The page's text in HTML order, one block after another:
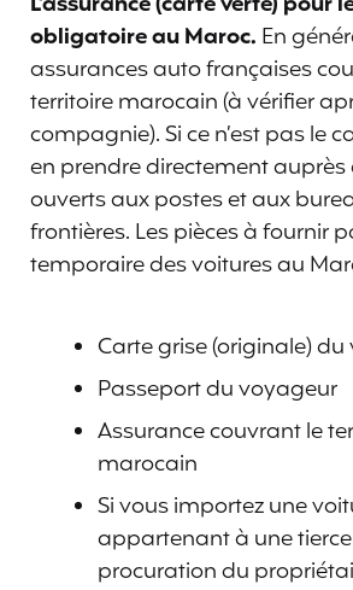
obligatoire au Maroc. En
assurances auto françaises
territoire marocain (à vérifier
compagnie). Si ce n’est pas le
en prendre directement
ouverts aux postes et aux
frontières. Les pièces à fournir
temporaire des voitures au
Carte grise (originale) du
Passeport du voyageur
Assurance couvrant le
marocain
Si vous importez une
appartenant à une
procuration du